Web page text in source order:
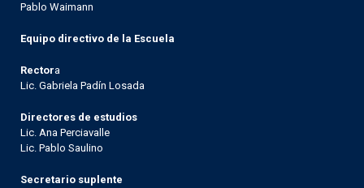
Pablo Waimann
Equipo directivo de la Escuela
Rectora
Lic. Gabriela Padín Losada
Directores de estudios
Lic. Ana Perciavalle
Lic. Pablo Saulino
Secretario suplente